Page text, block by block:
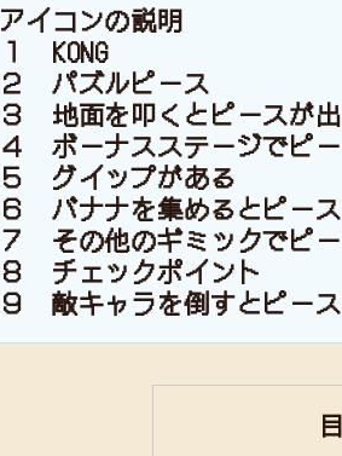
アイコンの説明
１ KONG
２ パズルピース
３ 地面を叩くとピースが
４ ボーナスステージでピ
５ グイップがある
６ バナナを集めるとピー
７ その他のギミックでピ
８ チェックポイント
９ 敵キャラを倒すとピー